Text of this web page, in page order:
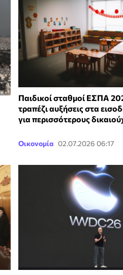
Παιδικοί σταθμοί ΕΣΠΑ
τραπέζι αυξήσεις στα
για περισσότερους
Οικονομία 02.07.2026 06:17